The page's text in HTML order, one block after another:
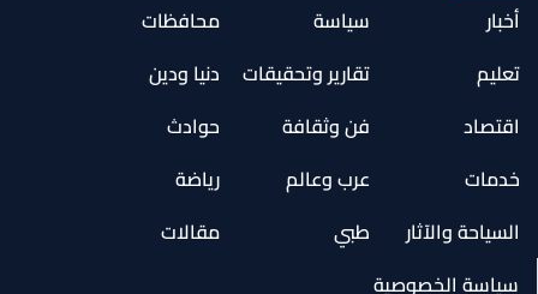
أخبار
سياسة
محافظات
تعليم
تقارير وتحقيقات
دنيا ودين
اقتصاد
فن وثقافة
حوادث
خدمات
عرب وعالم
رياضة
السياحة والآثار
طبي
مقالات
سياسة الخصوصية